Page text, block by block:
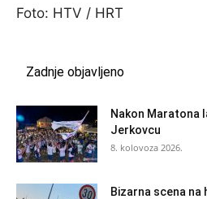
Foto: HTV / HRT
Zadnje objavljeno
Nakon Maratona
Jerkovcu
8. kolovoza 2026.
Bizarna scena na